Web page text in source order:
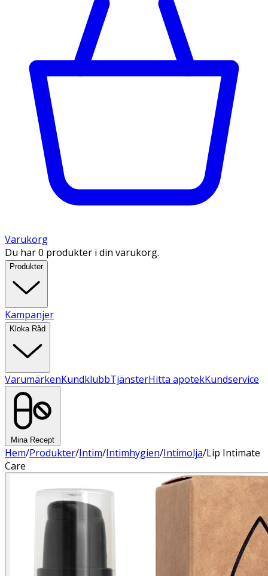
Varukorg
Du har 0 produkter i din varukorg.
Produkter
Kampanjer
Kloka Råd
VarumärkenKundklubbTjänsterHitta apotekKundservice
Mina Recept
Hem/Produkter/Intim/Intimhygien/Intimolja/Lip Intimate
Care